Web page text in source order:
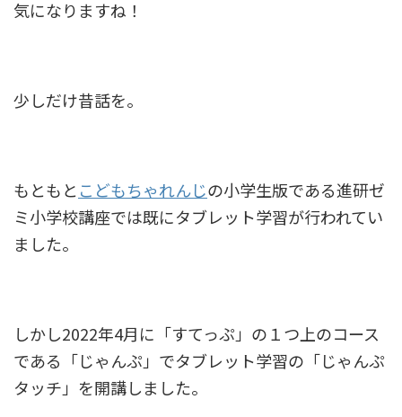
気になりますね！
少しだけ昔話を。
もともと こどもちゃれんじの小学生版である進研ゼ
ミ小学校講座では既にタブレット学習が行われてい
ました。
しかし2022年4月に「すてっぷ」の１つ上のコース
である「じゃんぷ」でタブレット学習の「じゃんぷ
タッチ」を開講しました。